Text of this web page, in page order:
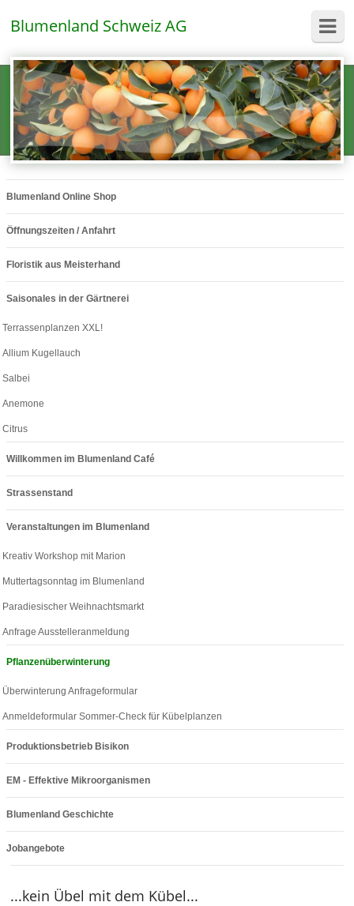
Blumenland Schweiz AG
Blumenland Online Shop
Öffnungszeiten / Anfahrt
Floristik aus Meisterhand
Saisonales in der Gärtnerei
Terrassenplanzen XXL!
Allium Kugellauch
Salbei
Anemone
Citrus
Willkommen im Blumenland Café
Strassenstand
Veranstaltungen im Blumenland
Kreativ Workshop mit Marion
Muttertagsonntag im Blumenland
Paradiesischer Weihnachtsmarkt
Anfrage Ausstelleranmeldung
Pflanzenüberwinterung
Überwinterung Anfrageformular
Anmeldeformular Sommer-Check für Kübelplanzen
Produktionsbetrieb Bisikon
EM - Effektive Mikroorganismen
Blumenland Geschichte
Jobangebote
...kein Übel mit dem Kübel...